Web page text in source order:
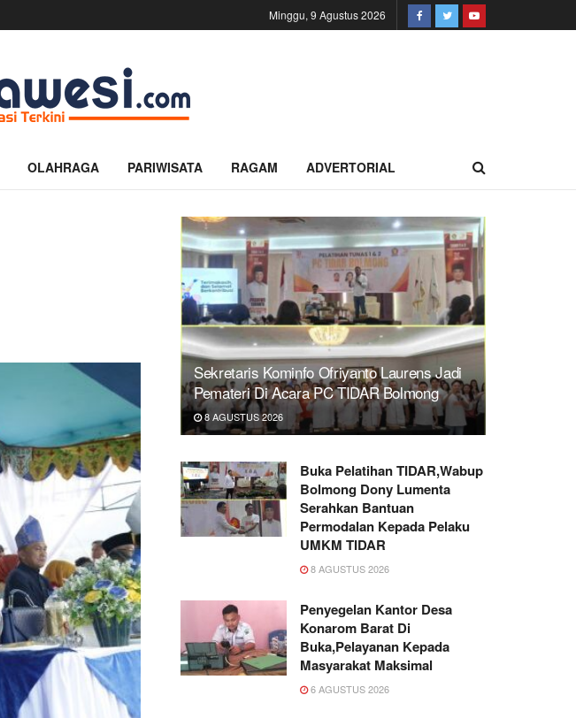
Minggu, 9 Agustus 2026
OLAHRAGA PARIWISATA RAGAM ADVERTORIAL
Sekretaris Kominfo Ofriyanto Laurens Jadi
Pemateri Di Acara PC TIDAR Bolmong
8 AGUSTUS 2026
Buka Pelatihan TIDAR,Wabup
Bolmong Dony Lumenta
Serahkan Bantuan
Permodalan Kepada Pelaku
UMKM TIDAR
8 AGUSTUS 2026
Penyegelan Kantor Desa
Konarom Barat Di
Buka,Pelayanan Kepada
Masyarakat Maksimal
6 AGUSTUS 2026